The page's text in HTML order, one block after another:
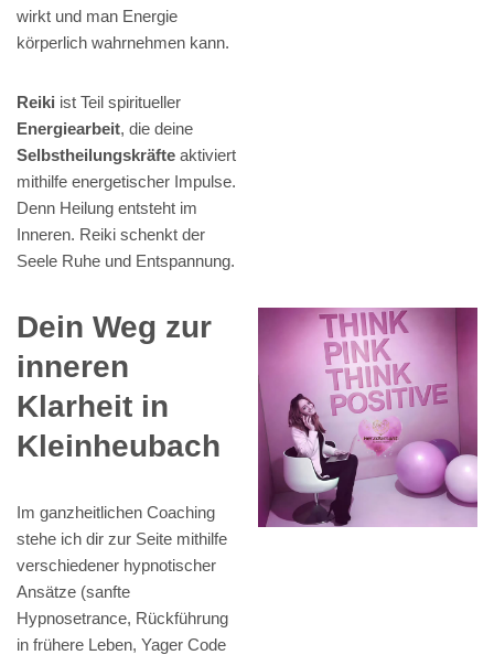
wirkt und man Energie
körperlich wahrnehmen kann.
Reiki ist Teil spiritueller
Energiearbeit, die deine
Selbstheilungskräfte aktiviert
mithilfe energetischer Impulse.
Denn Heilung entsteht im
Inneren. Reiki schenkt der
Seele Ruhe und Entspannung.
Dein Weg zur
inneren
Klarheit in
Kleinheubach
Im ganzheitlichen Coaching
stehe ich dir zur Seite mithilfe
verschiedener hypnotischer
Ansätze (sanfte
Hypnosetrance, Rückführung
in frühere Leben, Yager Code